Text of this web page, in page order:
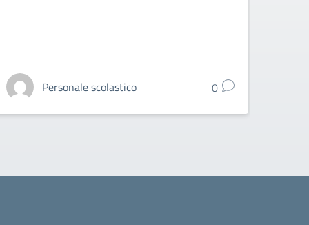
Personale scolastico 0